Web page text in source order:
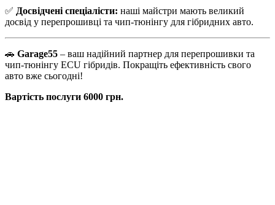
✅ Досвідчені спеціалісти: наші майстри мають великий
досвід у перепрошивці та чип-тюнінгу для гібридних авто.
🚗 Garage55 – ваш надійний партнер для перепрошивки та
чип-тюнінгу ECU гібридів. Покращіть ефективність свого
авто вже сьогодні!
Вартість послуги 6000 грн.